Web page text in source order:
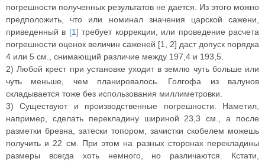
погрешности полученных результатов не дается. Из этого можно
предположить, что или номинал значения царской сажени,
приведенный в [1] требует коррекции, или проведение расчета
погрешности оценок величин саженей [1, 2] даст допуск порядка
4 или 5 см., снимающий различие между 197,4 и 193,5.
2) Любой крест при установке уходит в землю чуть больше или
чуть меньше, чем планировалось. Голгофа из валунов
складывается тоже без использования миллиметровки.
3) Существуют и производственные погрешности. Наметил,
например, сделать перекладину шириной 23,3 см., а после
разметки бревна, затески топором, зачистки скобелем можешь
получить и 22 см. При этом на разных сторонах перекладины
размеры всегда хоть немного, но различаются. Кстати,